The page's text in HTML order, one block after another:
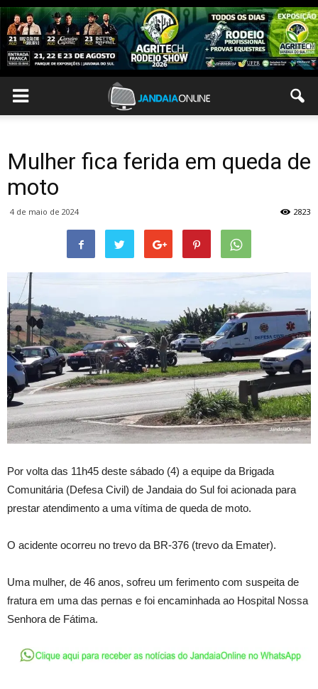
Mulher fica ferida em queda de
moto
4 de maio de 2024 2823
Por volta das 11h45 deste sábado (4) a equipe da Brigada
Comunitária (Defesa Civil) de Jandaia do Sul foi acionada para
prestar atendimento a uma vítima de queda de moto.
O acidente ocorreu no trevo da BR-376 (trevo da Emater).
Uma mulher, de 46 anos, sofreu um ferimento com suspeita de
fratura em uma das pernas e foi encaminhada ao Hospital Nossa
Senhora de Fátima.